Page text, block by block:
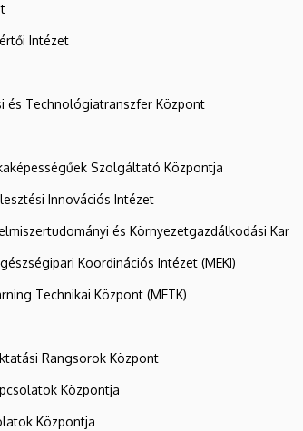
Intézet
és Technológiatranszfer Központ
Szolgáltató Központja
Innovációs Intézet
és Környezetgazdálkodási Kar
Koordinációs Intézet (MEKI)
Technikai Központ (METK)
Rangsorok Központ
Központja
Központja